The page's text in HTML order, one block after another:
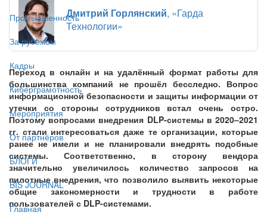
Промышленность
За рубежом
Кадры
Киберграмотность
Мероприятия
От партнёров
БЛОГИ
BIS JOURNAL
Главная
Дмитрий Горлянский, «Гарда
Технологии»
Переход в онлайн и на удалённый формат работы для
большинства компаний не прошёл бесследно. Вопрос
информационной безопасности и защиты информации от
утечки со стороны сотрудников встал очень остро.
Поэтому вопросами внедрения DLP-системы в 2020–2021
гг. стали интересоваться даже те организации, которые
ранее не имели и не планировали внедрять подобные
системы. Соответственно, в сторону вендора
значительно увеличилось количество запросов на
пилотные внедрения, что позволило выявить некоторые
общие закономерности и трудности в работе
пользователей с DLP-системами.